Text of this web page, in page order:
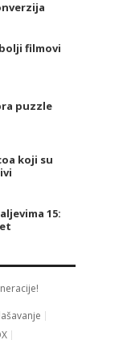
filmovi
puzzle
koji su
15: